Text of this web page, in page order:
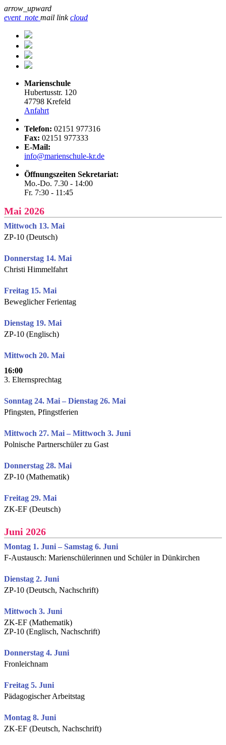
arrow_upward
event_note mail link cloud
Marienschule
Hubertusstr. 120
47798 Krefeld
Anfahrt
Telefon: 02151 977316
Fax: 02151 977333
E-Mail:
info@marienschule-kr.de
Öffnungszeiten Sekretariat:
Mo.-Do. 7.30 - 14:00
Fr. 7:30 - 11:45
Mai 2026
Mittwoch 13. Mai
ZP-10 (Deutsch)
Donnerstag 14. Mai
Christi Himmelfahrt
Freitag 15. Mai
Beweglicher Ferientag
Dienstag 19. Mai
ZP-10 (Englisch)
Mittwoch 20. Mai
16:00
3. Elternsprechtag
Sonntag 24. Mai – Dienstag 26. Mai
Pfingsten, Pfingstferien
Mittwoch 27. Mai – Mittwoch 3. Juni
Polnische Partnerschüler zu Gast
Donnerstag 28. Mai
ZP-10 (Mathematik)
Freitag 29. Mai
ZK-EF (Deutsch)
Juni 2026
Montag 1. Juni – Samstag 6. Juni
F-Austausch: Marienschülerinnen und Schüler in Dünkirchen
Dienstag 2. Juni
ZP-10 (Deutsch, Nachschrift)
Mittwoch 3. Juni
ZK-EF (Mathematik)
ZP-10 (Englisch, Nachschrift)
Donnerstag 4. Juni
Fronleichnam
Freitag 5. Juni
Pädagogischer Arbeitstag
Montag 8. Juni
ZK-EF (Deutsch, Nachschrift)